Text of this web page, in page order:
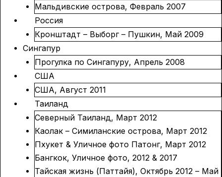
Мальдивские острова, Февраль 2007
Россия
Кронштадт – Выборг – Пушкин, Май 2009
Сингапур
Прогулка по Сингапуру, Апрель 2008
США
США, Август 2011
Таиланд
Северный Таиланд, Март 2012
Каолак – Симиланские острова, Март 2012
Пхукет & Уличное фото Патонг, Март 2012
Бангкок, Уличное фото, 2012 & 2017
Тайская жизнь (Паттайя), Октябрь 2012 – Май